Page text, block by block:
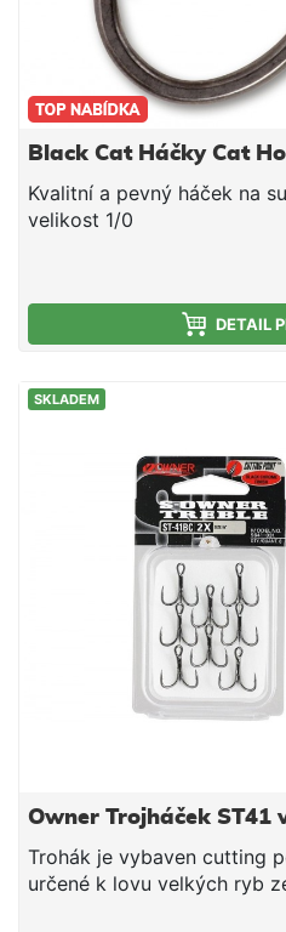
Black Cat Háčky Cat
Kvalitní a pevný háček na
velikost 1/0
DETAIL
SKLADEM
Owner Trojháček ST41
Trohák je vybaven cutting
určené k lovu velkých ryb